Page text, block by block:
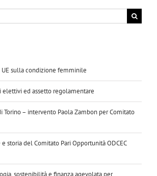
sulla condizione femminile
ed assetto regolamentare
Torino – intervento Paola Zambon per Comitato
storia del Comitato Pari Opportunità ODCEC